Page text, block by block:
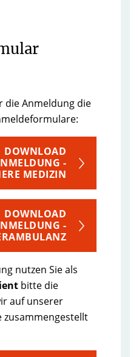
die Anmeldung die
DOWNLOAD
-
MEDIZIN
DOWNLOAD
-
nutzen Sie als
bitte die
auf unserer
zusammengestellt